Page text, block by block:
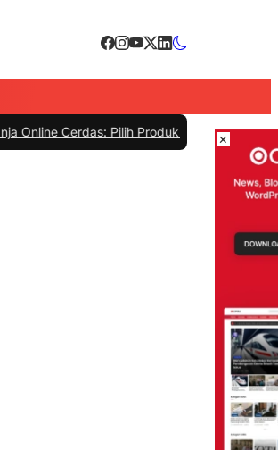
Pilih Produk dengan Bijak dan Hindari×